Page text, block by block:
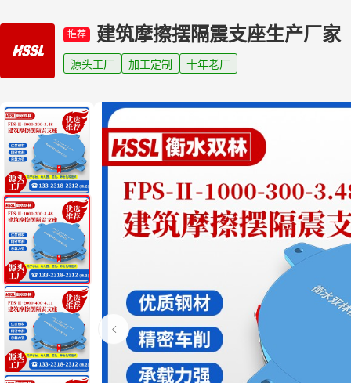
推荐 建筑摩擦摆隔震支座生产厂家
源头工厂 加工定制 十年老厂